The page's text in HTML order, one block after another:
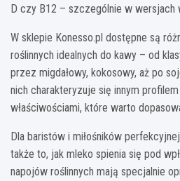
D czy B12 – szczególnie w wersjach
W sklepie Konesso.pl dostępne są
roślinnych idealnych do kawy – od
przez migdałowy, kokosowy, aż po
nich charakteryzuje się innym
właściwościami, które warto
Dla baristów i miłośników
także to, jak mleko spienia się pod
napojów roślinnych mają specjalnie